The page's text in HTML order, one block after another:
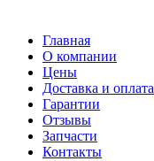
Главная
О компании
Цены
Доставка и оплата
Гарантии
Отзывы
Запчасти
Контакты